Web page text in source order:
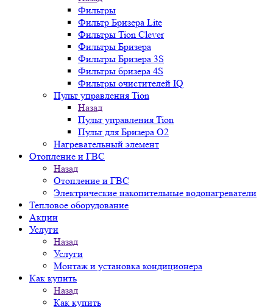
Фильтры
Фильтр Бризера Lite
Фильтры Tion Clever
Фильтры Бризера
Фильтры Бризера 3S
Фильтры бризера 4S
Фильтры очистителей IQ
Пульт управления Tion
Назад
Пульт управления Tion
Пульт для Бризера O2
Нагревательный элемент
Отопление и ГВС
Назад
Отопление и ГВС
Электрические накопительные водонагреватели
Тепловое оборудование
Акции
Услуги
Назад
Услуги
Монтаж и установка кондиционера
Как купить
Назад
Как купить